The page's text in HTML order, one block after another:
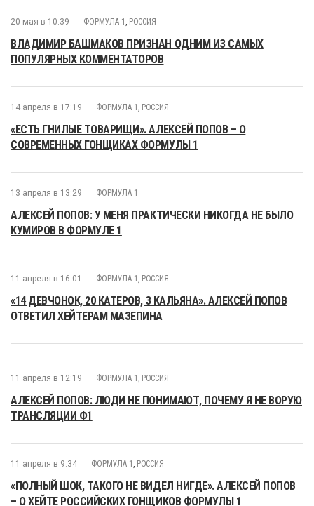
20 мая в 10:39 ФОРМУЛА 1 , РОССИЯ
ВЛАДИМИР БАШМАКОВ ПРИЗНАН ОДНИМ ИЗ САМЫХ
ПОПУЛЯРНЫХ КОММЕНТАТОРОВ
14 апреля в 17:19 ФОРМУЛА 1 , РОССИЯ
«ЕСТЬ ГНИЛЫЕ ТОВАРИЩИ». АЛЕКСЕЙ ПОПОВ – О
СОВРЕМЕННЫХ ГОНЩИКАХ ФОРМУЛЫ 1
13 апреля в 13:29 ФОРМУЛА 1
АЛЕКСЕЙ ПОПОВ: У МЕНЯ ПРАКТИЧЕСКИ НИКОГДА НЕ БЫЛО
КУМИРОВ В ФОРМУЛЕ 1
11 апреля в 16:01 ФОРМУЛА 1 , РОССИЯ
«14 ДЕВЧОНОК, 20 КАТЕРОВ, 3 КАЛЬЯНА». АЛЕКСЕЙ ПОПОВ
ОТВЕТИЛ ХЕЙТЕРАМ МАЗЕПИНА
11 апреля в 12:19 ФОРМУЛА 1 , РОССИЯ
АЛЕКСЕЙ ПОПОВ: ЛЮДИ НЕ ПОНИМАЮТ, ПОЧЕМУ Я НЕ ВОРУЮ
ТРАНСЛЯЦИИ Ф1
11 апреля в 9:34 ФОРМУЛА 1 , РОССИЯ
«ПОЛНЫЙ ШОК, ТАКОГО НЕ ВИДЕЛ НИГДЕ». АЛЕКСЕЙ ПОПОВ
– О ХЕЙТЕ РОССИЙСКИХ ГОНЩИКОВ ФОРМУЛЫ 1